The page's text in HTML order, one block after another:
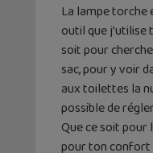
La lampe torche
outil que
soit pour
sac, pour y voir
aux toilettes la
possible de
Que ce soit pour
pour ton confort